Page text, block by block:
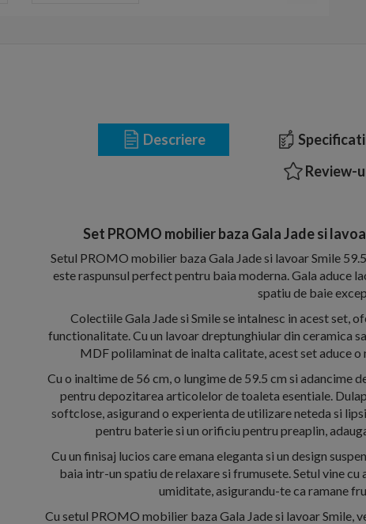
Descriere
Review-
Set PROMO mobilier baza Gala Jade si
Setul PROMO mobilier baza Gala Jade si lavoar Smile
este raspunsul perfect pentru baia moderna. Gala aduce
spatiu de baie
Colectiile Gala Jade si Smile se intalnesc in acest set,
functionalitate. Cu un lavoar dreptunghiular din ceramica
MDF polilaminat de inalta calitate, acest set aduce
Cu o inaltime de 56 cm, o lungime de 59.5 cm si adancime
pentru depozitarea articolelor de toaleta esentiale.
softclose, asigurand o experienta de utilizare neteda si
pentru baterie si un orificiu pentru preaplin,
Cu un finisaj lucios care emana eleganta si un design
baia intr-un spatiu de relaxare si frumusete. Setul vine
umiditate, asigurandu-te ca ramane
Cu setul PROMO mobilier baza Gala Jade si lavoar Smile,